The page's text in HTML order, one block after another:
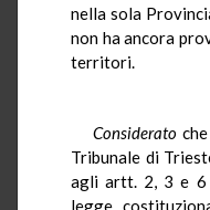
nella sola
non ha ancora
territori.
Considerato
Tribunale di
agli artt. 2, 3 e 6
legge